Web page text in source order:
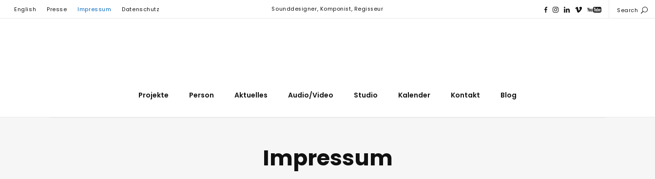
English Presse Impressum Datenschutz Sounddesigner, Komponist, Regisseur Search
Projekte Person Aktuelles Audio/Video Studio Kalender Kontakt Blog
Impressum